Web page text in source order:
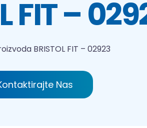
FIT –
BRISTOL FIT – 02923
Nas